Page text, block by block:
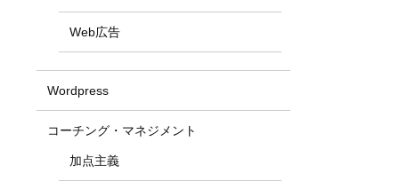
Web広告
Wordpress
コーチング・マネジメント
加点主義